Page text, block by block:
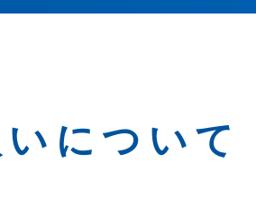
について